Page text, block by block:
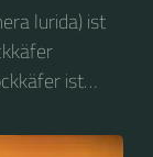
lurida) ist
ist